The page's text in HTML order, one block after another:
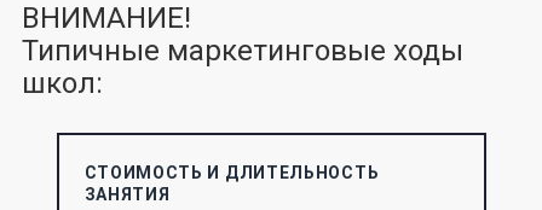
ВНИМАНИЕ!
Типичные маркетинговые ходы
школ:
СТОИМОСТЬ И ДЛИТЕЛЬНОСТЬ
ЗАНЯТИЯ